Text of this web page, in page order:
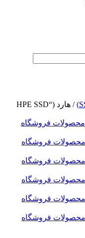
/ هارد (“HPE SSD